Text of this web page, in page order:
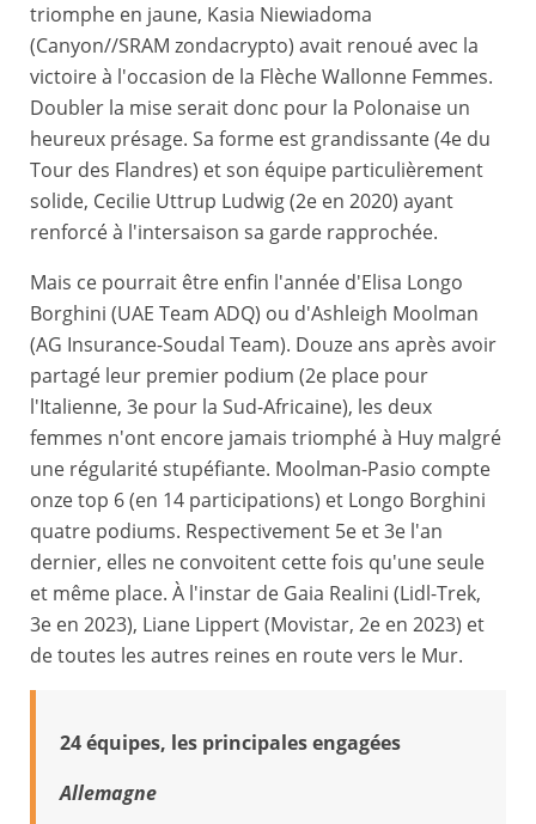
triomphe en jaune, Kasia Niewiadoma
(Canyon//SRAM zondacrypto) avait renoué avec la
victoire à l'occasion de la Flèche Wallonne Femmes.
Doubler la mise serait donc pour la Polonaise un
heureux présage. Sa forme est grandissante (4e du
Tour des Flandres) et son équipe particulièrement
solide, Cecilie Uttrup Ludwig (2e en 2020) ayant
renforcé à l'intersaison sa garde rapprochée.
Mais ce pourrait être enfin l'année d'Elisa Longo
Borghini (UAE Team ADQ) ou d'Ashleigh Moolman
(AG Insurance-Soudal Team). Douze ans après avoir
partagé leur premier podium (2e place pour
l'Italienne, 3e pour la Sud-Africaine), les deux
femmes n'ont encore jamais triomphé à Huy malgré
une régularité stupéfiante. Moolman-Pasio compte
onze top 6 (en 14 participations) et Longo Borghini
quatre podiums. Respectivement 5e et 3e l'an
dernier, elles ne convoitent cette fois qu'une seule
et même place. À l'instar de Gaia Realini (Lidl-Trek,
3e en 2023), Liane Lippert (Movistar, 2e en 2023) et
de toutes les autres reines en route vers le Mur.
24 équipes, les principales engagées
Allemagne